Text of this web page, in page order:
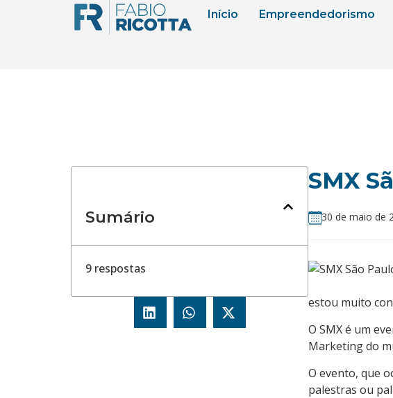
Início Empreendedorismo
Sumário
9 respostas
SMX
30 de maio de
estou muito
O SMX é um
Marketing do
O evento, que
palestras ou